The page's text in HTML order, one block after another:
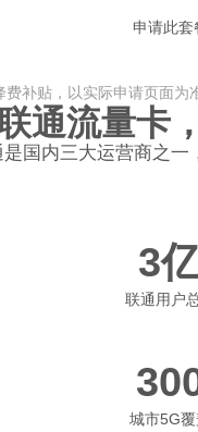
申请此套
费补贴，以实际申请页面
通流量卡
是国内三大运营商之
3
联通用户
城市5G